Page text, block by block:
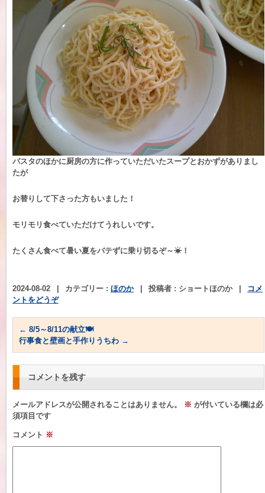
パスタのほかに厨房の方に作っていただいたスープとおかずがありまし
たが
お替りして下さった方もいました！
モリモリ食べていただけてうれしいです。
たくさん食べて暑い夏をバテずに乗り切るぞ～☀！
2024-08-02 カテゴリー : ほのか 投稿者 : ショートほのか
コメ
ントをどうぞ
← 8/5～8/11の献立🍽
行事食と壁画と手作りうちわ →
コメントを残す
メールアドレスが公開されることはありません。 ※ が付いている欄は必
須項目です
コメント ※